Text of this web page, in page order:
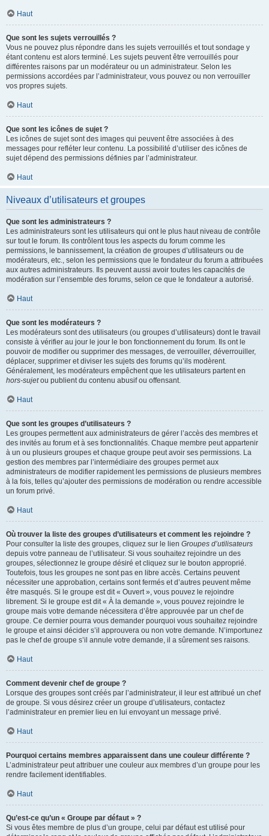
Haut
Que sont les sujets verrouillés ?
Vous ne pouvez plus répondre dans les sujets verrouillés et tout sondage y
étant contenu est alors terminé. Les sujets peuvent être verrouillés pour
différentes raisons par un modérateur ou un administrateur. Selon les
permissions accordées par l’administrateur, vous pouvez ou non verrouiller
vos propres sujets.
Haut
Que sont les icônes de sujet ?
Les icônes de sujet sont des images qui peuvent être associées à des
messages pour refléter leur contenu. La possibilité d’utiliser des icônes de
sujet dépend des permissions définies par l’administrateur.
Haut
Niveaux d’utilisateurs et groupes
Que sont les administrateurs ?
Les administrateurs sont les utilisateurs qui ont le plus haut niveau de contrôle
sur tout le forum. Ils contrôlent tous les aspects du forum comme les
permissions, le bannissement, la création de groupes d’utilisateurs ou de
modérateurs, etc., selon les permissions que le fondateur du forum a attribuées
aux autres administrateurs. Ils peuvent aussi avoir toutes les capacités de
modération sur l’ensemble des forums, selon ce que le fondateur a autorisé.
Haut
Que sont les modérateurs ?
Les modérateurs sont des utilisateurs (ou groupes d’utilisateurs) dont le travail
consiste à vérifier au jour le jour le bon fonctionnement du forum. Ils ont le
pouvoir de modifier ou supprimer des messages, de verrouiller, déverrouiller,
déplacer, supprimer et diviser les sujets des forums qu’ils modèrent.
Généralement, les modérateurs empêchent que les utilisateurs partent en
hors-sujetou publient du contenu abusif ou offensant.
Haut
Que sont les groupes d’utilisateurs ?
Les groupes permettent aux administrateurs de gérer l’accès des membres et
des invités au forum et à ses fonctionnalités. Chaque membre peut appartenir
à un ou plusieurs groupes et chaque groupe peut avoir ses permissions. La
gestion des membres par l’intermédiaire des groupes permet aux
administrateurs de modifier rapidement les permissions de plusieurs membres
à la fois, telles qu’ajouter des permissions de modération ou rendre accessible
un forum privé.
Haut
Où trouver la liste des groupes d’utilisateurs et comment les rejoindre ?
Pour consulter la liste des groupes, cliquez sur le lien Groupes d’utilisateurs
depuis votre panneau de l’utilisateur. Si vous souhaitez rejoindre un des
groupes, sélectionnez le groupe désiré et cliquez sur le bouton approprié.
Toutefois, tous les groupes ne sont pas en libre accès. Certains peuvent
nécessiter une approbation, certains sont fermés et d’autres peuvent même
être masqués. Si le groupe est dit « Ouvert », vous pouvez le rejoindre
librement. Si le groupe est dit « À la demande », vous pouvez rejoindre le
groupe mais votre demande nécessitera d’être approuvée par un chef de
groupe. Ce dernier pourra vous demander pourquoi vous souhaitez rejoindre
le groupe et ainsi décider s’il approuvera ou non votre demande. N’importunez
pas le chef de groupe s’il annule votre demande, il a sûrement ses raisons.
Haut
Comment devenir chef de groupe ?
Lorsque des groupes sont créés par l’administrateur, il leur est attribué un chef
de groupe. Si vous désirez créer un groupe d’utilisateurs, contactez
l’administrateur en premier lieu en lui envoyant un message privé.
Haut
Pourquoi certains membres apparaissent dans une couleur différente ?
L’administrateur peut attribuer une couleur aux membres d’un groupe pour les
rendre facilement identifiables.
Haut
Qu’est-ce qu’un « Groupe par défaut » ?
Si vous êtes membre de plus d’un groupe, celui par défaut est utilisé pour